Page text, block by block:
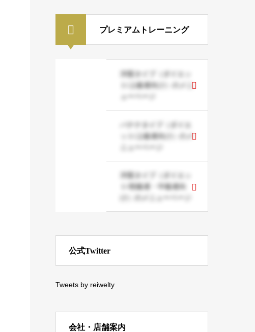
プレミアムトレーニング
洋梨タイプ（ダイエッ
ト/上級者向け）のメニ
ューページ
バナナタイプ（ダイエ
ット/上級者向け）のメ
ニューページ
洋梨タイプ（ダイエッ
ト/初級者・中級者向
公式Twitter
Tweets by reiwelty
会社・店舗案内